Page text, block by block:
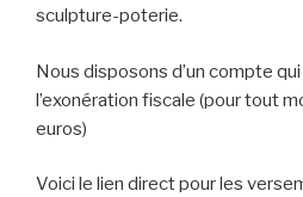
sculpture-poterie.
Nous disposons d’un compte
l’exonération fiscale (pour tout
euros)
Voici le lien direct pour les